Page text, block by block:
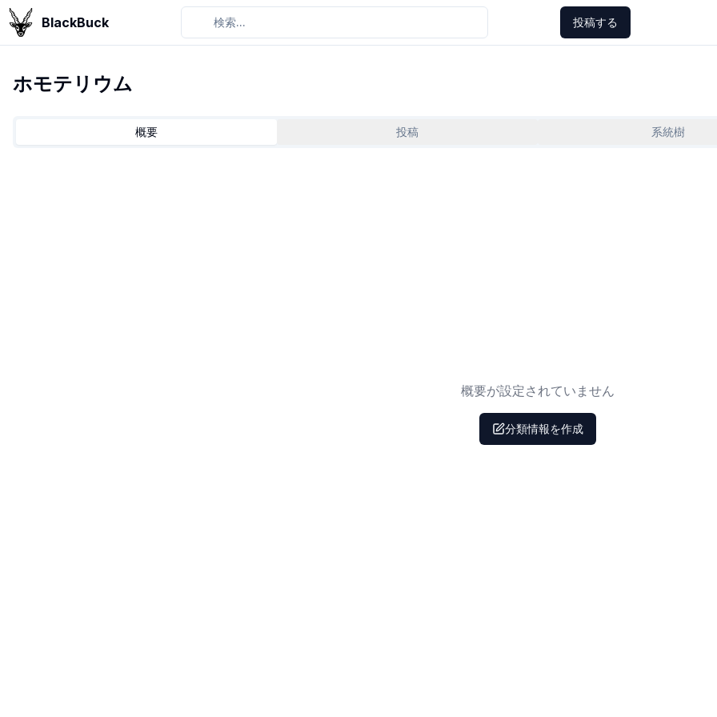
BlackBuck 検索... 投稿する
ホモテリウム
概要 投稿 系統樹
概要が設定されていません
分類情報を作成